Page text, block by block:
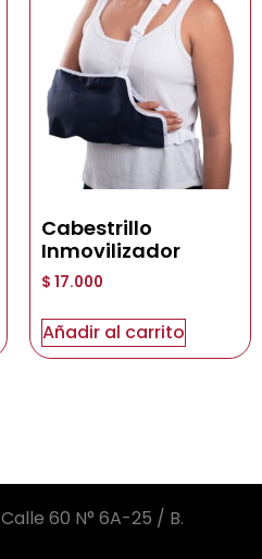
Cabestrillo
Inmovilizador
$ 17.000
Añadir al carrito
Calle 60 N° 6A-25 / B.